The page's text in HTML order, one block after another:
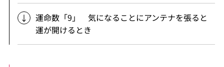
運命数「9」 気になることにアンテナを張ると
運が開けるとき